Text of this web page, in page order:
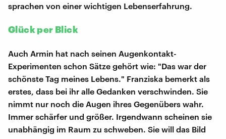
sprachen von einer wichtigen Lebenserfahrung.
Glück per Blick
Auch Armin hat nach seinen Augenkontakt-
Experimenten schon Sätze gehört wie: "Das war der
schönste Tag meines Lebens." Franziska bemerkt als
erstes, dass bei ihr alle Gedanken verschwinden. Sie
nimmt nur noch die Augen ihres Gegenübers wahr.
Immer schärfer und größer. Irgendwann scheinen sie
unabhängig im Raum zu schweben. Sie will das Bild